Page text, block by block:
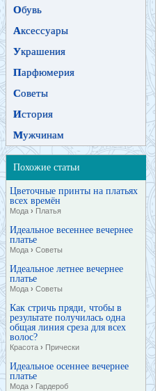
Обувь
Аксессуары
Украшения
Парфюмерия
Советы
История
Мужчинам
Похожие статьи
Цветочные принты на платьях
всех времён
Мода › Платья
Идеальное весеннее вечернее
платье
Мода › Советы
Идеальное летнее вечернее
платье
Мода › Советы
Как стричь пряди, чтобы в
результате получилась одна
общая линия среза для всех
волос?
Красота › Прически
Идеальное осеннее вечернее
платье
Мода › Гардероб